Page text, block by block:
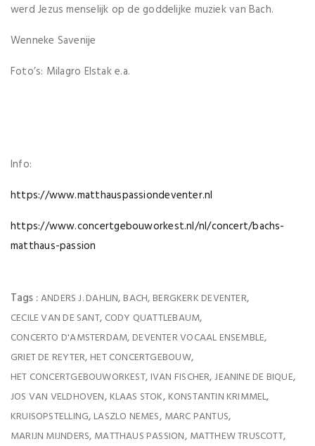
werd Jezus menselijk op de goddelijke muziek van Bach.
Wenneke Savenije
Foto’s: Milagro Elstak e.a.
Info:
https://www.matthauspassiondeventer.nl
https://www.concertgebouworkest.nl/nl/concert/bachs-
matthaus-passion
Tags :ANDERS J. DAHLIN, BACH, BERGKERK DEVENTER,
CECILE VAN DE SANT, CODY QUATTLEBAUM,
CONCERTO D'AMSTERDAM, DEVENTER VOCAAL ENSEMBLE,
GRIET DE REYTER, HET CONCERTGEBOUW,
HET CONCERTGEBOUWORKEST, IVAN FISCHER,JEANINE DE BIQUE,
JOS VAN VELDHOVEN, KLAAS STOK, KONSTANTIN KRIMMEL,
KRUISOPSTELLING, LASZLO NEMES, MARC PANTUS,
MARIJN MIJNDERS, MATTHAUS PASSION, MATTHEW TRUSCOTT,